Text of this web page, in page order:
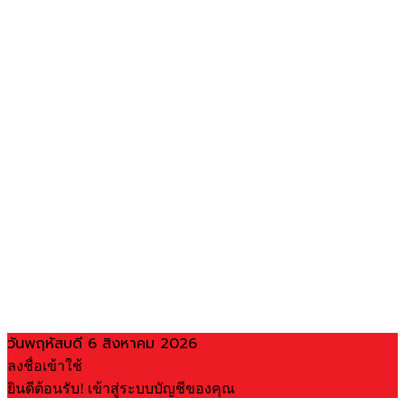
วันพฤหัสบดี 6 สิงหาคม 2026
ลงชื่อเข้าใช้
ยินดีต้อนรับ! เข้าสู่ระบบบัญชีของคุณ